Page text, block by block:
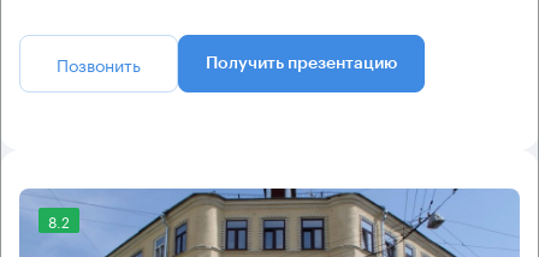
Позвонить Получить презентацию
8.2